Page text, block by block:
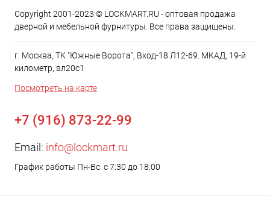
Copyright 2001-2023 © LOCKMART.RU - оптовая продажа
дверной и мебельной фурнитуры. Все права защищены.
г. Москва, ТК "Южные Ворота", Вход-18 Л12-69. МКАД, 19-й
километр, вл20с1
Посмотреть на карте
+7 (916) 873-22-99
Email: info@lockmart.ru
График работы Пн-Вс: с 7:30 до 18:00